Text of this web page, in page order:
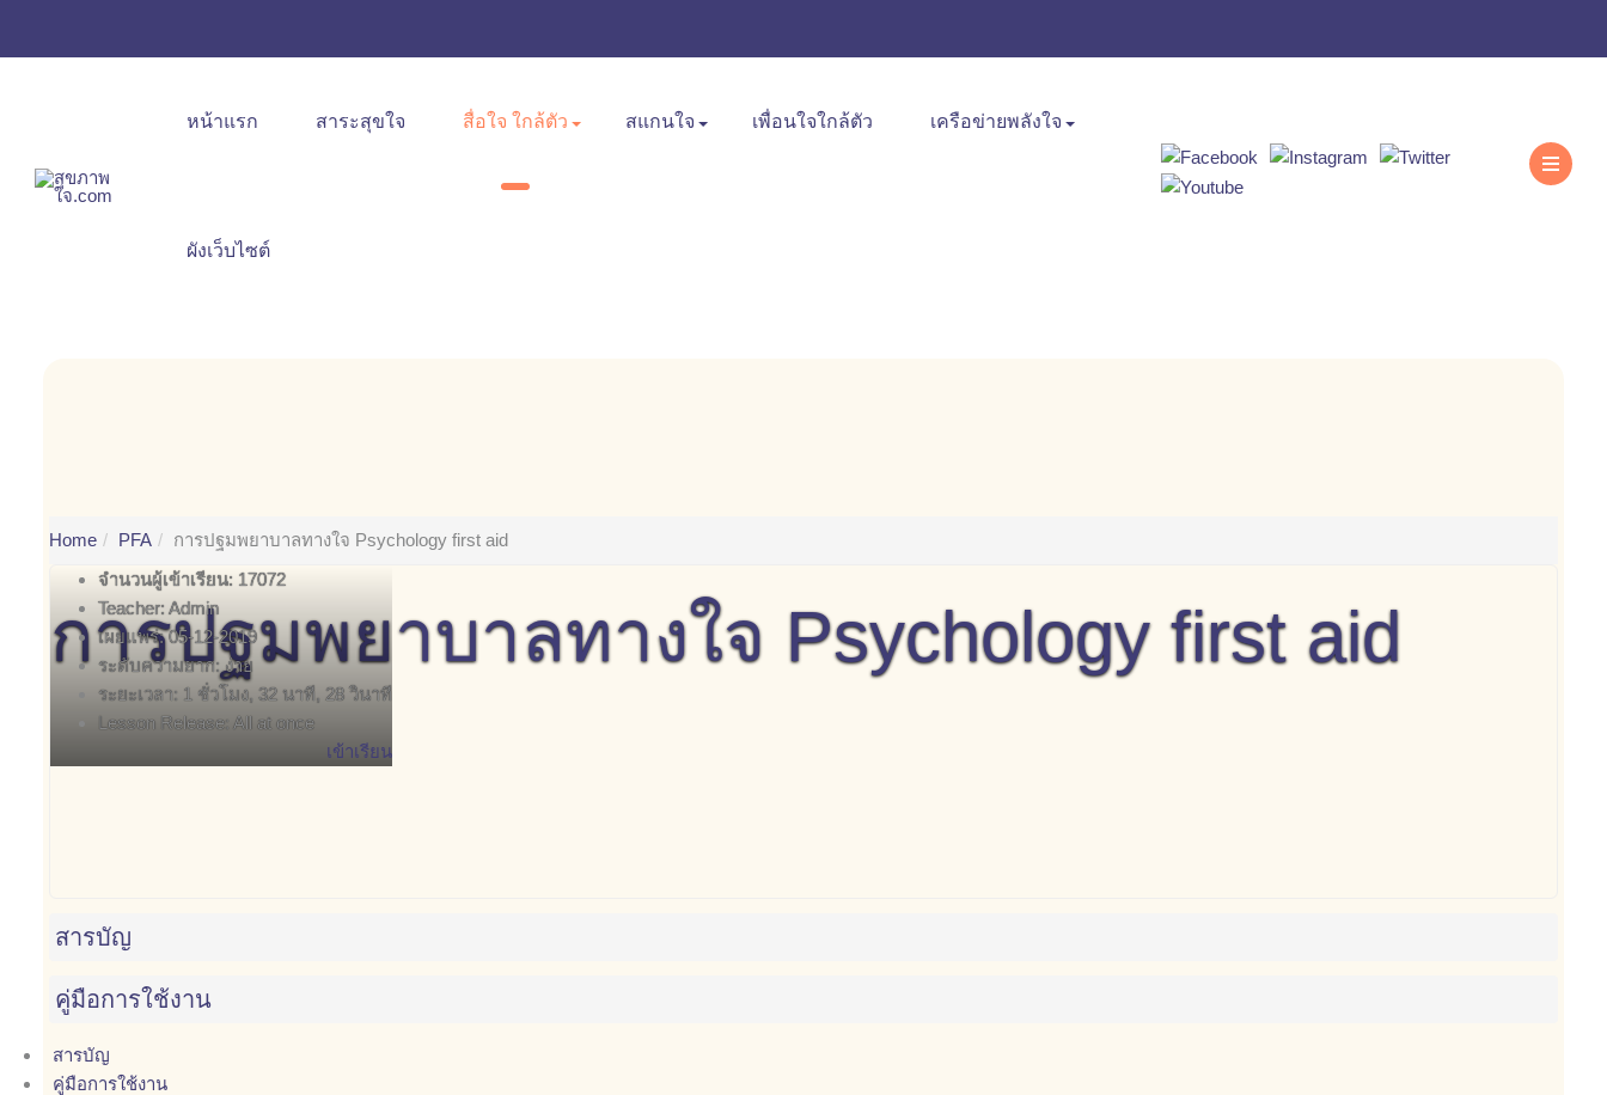
หน้าแรก สาระสุขใจ สื่อใจ ใกล้ตัว สแกนใจ เพื่อนใจใกล้ตัว เครือข่ายพลังใจ
ผังเว็บไซต์
Home PFA การปฐมพยาบาลทางใจ Psychology first aid
การปฐมพยาบาลทางใจ Psychology first aid
จำนวนผู้เข้าเรียน: 17072
Teacher:Admin
เผยแพร่:05-12-2019
ระดับความยาก: ง่าย
ระยะเวลา: 1 ชั่วโมง, 32 นาที, 28 วินาที
Lesson Release: All at once
เข้าเรียน
สารบัญ
คู่มือการใช้งาน
สารบัญ
คู่มือการใช้งาน